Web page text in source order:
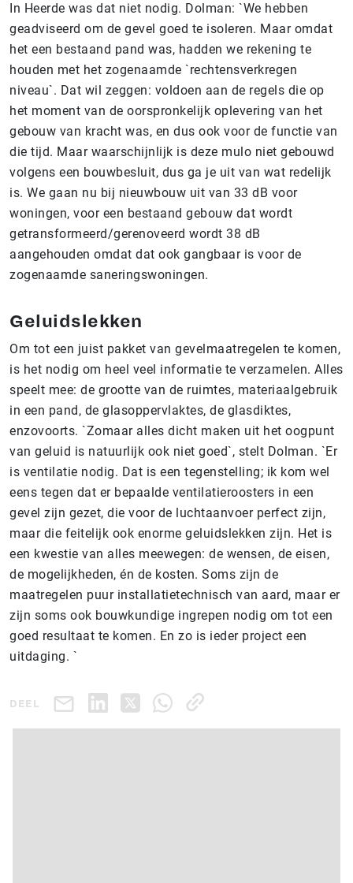
In Heerde was dat niet nodig. Dolman: `We hebben
geadviseerd om de gevel goed te isoleren. Maar omdat
het een bestaand pand was, hadden we rekening te
houden met het zogenaamde `rechtensverkregen
niveau`. Dat wil zeggen: voldoen aan de regels die op
het moment van de oorspronkelijk oplevering van het
gebouw van kracht was, en dus ook voor de functie van
die tijd. Maar waarschijnlijk is deze mulo niet gebouwd
volgens een bouwbesluit, dus ga je uit van wat redelijk
is. We gaan nu bij nieuwbouw uit van 33 dB voor
woningen, voor een bestaand gebouw dat wordt
getransformeerd/gerenoveerd wordt 38 dB
aangehouden omdat dat ook gangbaar is voor de
zogenaamde saneringswoningen.
Geluidslekken
Om tot een juist pakket van gevelmaatregelen te komen,
is het nodig om heel veel informatie te verzamelen. Alles
speelt mee: de grootte van de ruimtes, materiaalgebruik
in een pand, de glasoppervlaktes, de glasdiktes,
enzovoorts. `Zomaar alles dicht maken uit het oogpunt
van geluid is natuurlijk ook niet goed`, stelt Dolman. `Er
is ventilatie nodig. Dat is een tegenstelling; ik kom wel
eens tegen dat er bepaalde ventilatieroosters in een
gevel zijn gezet, die voor de luchtaanvoer perfect zijn,
maar die feitelijk ook enorme geluidslekken zijn. Het is
een kwestie van alles meewegen: de wensen, de eisen,
de mogelijkheden, én de kosten. Soms zijn de
maatregelen puur installatietechnisch van aard, maar er
zijn soms ook bouwkundige ingrepen nodig om tot een
goed resultaat te komen. En zo is ieder project een
uitdaging. `
DEEL